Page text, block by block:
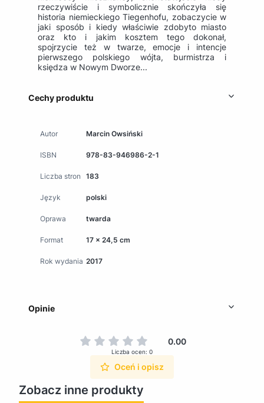
rzeczywiście i symbolicznie skończyła się
historia niemieckiego Tiegenhofu, zobaczycie w
jaki sposób i kiedy właściwie zdobyto miasto
oraz kto i jakim kosztem tego dokonał,
spojrzycie też w twarze, emocje i intencje
pierwszego polskiego wójta, burmistrza i
księdza w Nowym Dworze...
Cechy produktu
Autor Marcin Owsiński
ISBN 978-83-946986-2-1
Liczba stron 183
Język polski
Oprawa twarda
Format 17 x 24,5 cm
Rok wydania 2017
Opinie
0.00
Liczba ocen: 0
Oceń i opisz
Zobacz inne produkty